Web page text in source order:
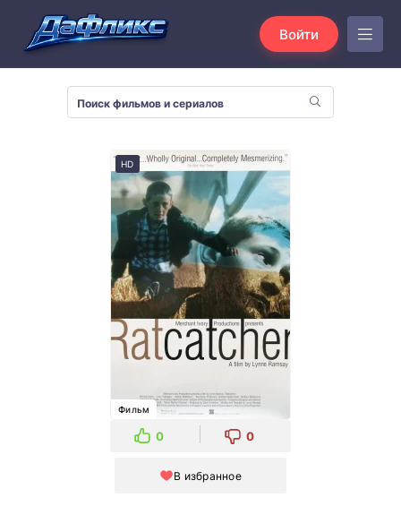
Войти
HD
Фильм
0 0
В избранное